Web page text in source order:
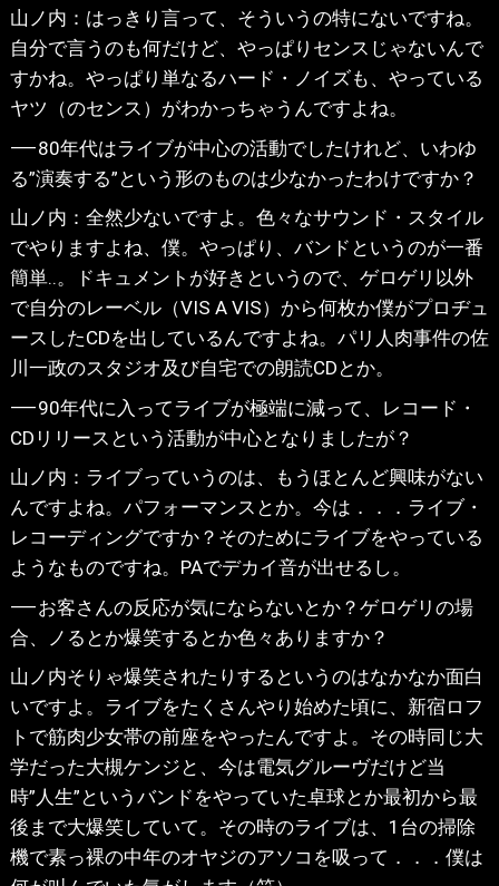
山ノ内：はっきり言って、そういうの特にないですね。
自分で言うのも何だけど、やっぱりセンスじゃないんで
すかね。やっぱり単なるハード・ノイズも、やっている
ヤツ（のセンス）がわかっちゃうんですよね。
⸺80年代はライブが中心の活動でしたけれど、いわゆ
る”演奏する”という形のものは少なかったわけですか？
山ノ内：全然少ないですよ。色々なサウンド・スタイル
でやりますよね、僕。やっぱり、バンドというのが一番
簡単..。ドキュメントが好きというので、ゲロゲリ以外
で自分のレーベル（VIS A VIS）から何枚か僕がプロヂュ
ースしたCDを出しているんですよね。パリ人肉事件の佐
川一政のスタジオ及び自宅での朗読CDとか。
⸺90年代に入ってライブが極端に減って、レコード・
CDリリースという活動が中心となりましたが？
山ノ内：ライブっていうのは、もうほとんど興味がない
んですよね。パフォーマンスとか。今は．．．ライブ・
レコーディングですか？そのためにライブをやっている
ようなものですね。PAでデカイ音が出せるし。
⸺お客さんの反応が気にならないとか？ゲロゲリの場
合、ノるとか爆笑するとか色々ありますか？
山ノ内そりゃ爆笑されたりするというのはなかなか面白
いですよ。ライブをたくさんやり始めた頃に、新宿ロフ
トで筋肉少女帯の前座をやったんですよ。その時同じ大
学だった大槻ケンジと、今は電気グルーヴだけど当
時”人生”というバンドをやっていた卓球とか最初から最
後まで大爆笑していて。その時のライブは、1台の掃除
機で素っ裸の中年のオヤジのアソコを吸って．．．僕は